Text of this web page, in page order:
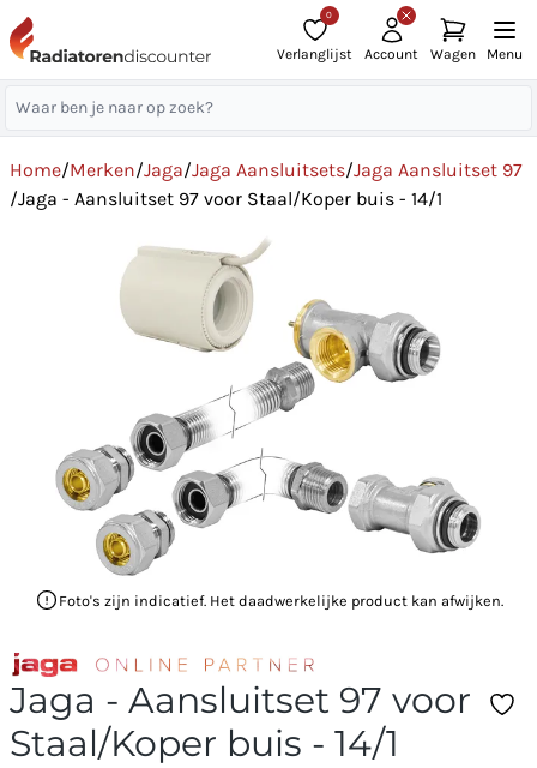
0
Verlanglijst Account Wagen Menu
Home/Merken/Jaga/Jaga Aansluitsets/Jaga Aansluitset 97
/Jaga - Aansluitset 97 voor Staal/Koper buis - 14/1
Foto's zijn indicatief. Het daadwerkelijke product kan afwijken.
Jaga - Aansluitset 97 voor
Staal/Koper buis - 14/1